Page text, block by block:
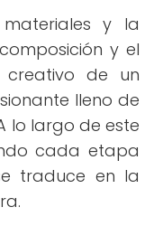
y la
y el
de un
lleno de
lo largo de este
cada etapa
traduce en la